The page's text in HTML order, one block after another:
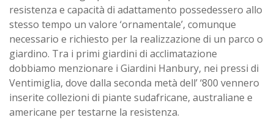
resistenza e capacità di adattamento possedessero allo
stesso tempo un valore ‘ornamentale’, comunque
necessario e richiesto per la realizzazione di un parco o
giardino. Tra i primi giardini di acclimatazione
dobbiamo menzionare i Giardini Hanbury, nei pressi di
Ventimiglia, dove dalla seconda metà dell’ ‘800 vennero
inserite collezioni di piante sudafricane, australiane e
americane per testarne la resistenza.